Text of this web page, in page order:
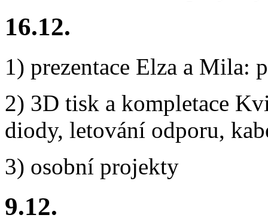
16.12.
1) prezentace Elza a Mila:
2) 3D tisk a kompletace
diody, letování odporu,
3) osobní projekty
9.12.